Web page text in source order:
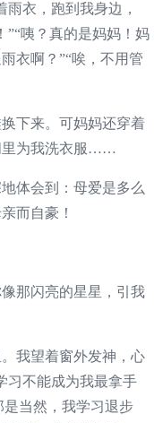
衣，跑到我身边，
”“咦？真的是妈妈！妈
衣啊？”“唉，不用管
下来。可妈妈还穿着
里为我洗衣服……
体会到：母爱是多么
而自豪！
那闪亮的星星，引我
我望着窗外发神，心
习不能成为我最拿手
当然，我学习退步